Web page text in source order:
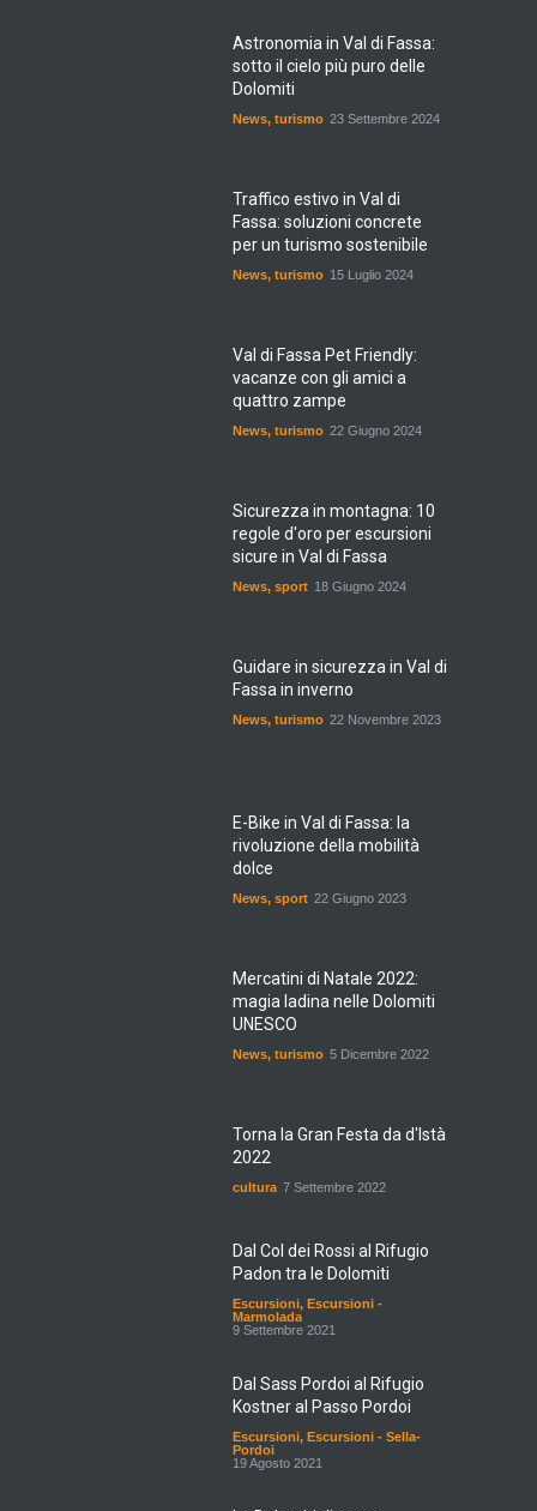
Astronomia in Val di Fassa:
sotto il cielo più puro delle
Dolomiti
News, turismo 23 Settembre 2024
Traffico estivo in Val di
Fassa: soluzioni concrete
per un turismo sostenibile
News, turismo 15 Luglio 2024
Val di Fassa Pet Friendly:
vacanze con gli amici a
quattro zampe
News, turismo 22 Giugno 2024
Sicurezza in montagna: 10
regole d'oro per escursioni
sicure in Val di Fassa
News, sport 18 Giugno 2024
Guidare in sicurezza in Val di
Fassa in inverno
News, turismo 22 Novembre 2023
E-Bike in Val di Fassa: la
rivoluzione della mobilità
dolce
News, sport 22 Giugno 2023
Mercatini di Natale 2022:
magia ladina nelle Dolomiti
UNESCO
News, turismo 5 Dicembre 2022
Torna la Gran Festa da d'Istà
2022
cultura 7 Settembre 2022
Dal Col dei Rossi al Rifugio
Padon tra le Dolomiti
Escursioni, Escursioni -
Marmolada
9 Settembre 2021
Dal Sass Pordoi al Rifugio
Kostner al Passo Pordoi
Escursioni, Escursioni - Sella-
Pordoi
19 Agosto 2021